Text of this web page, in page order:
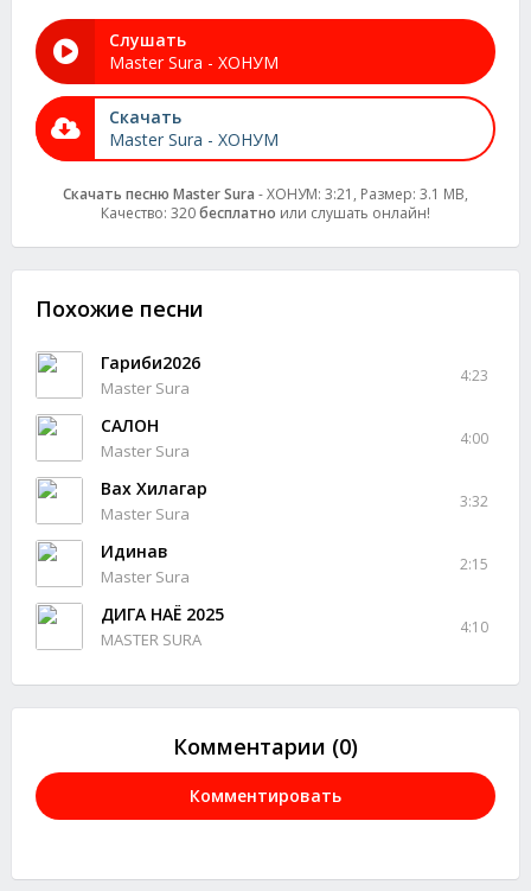
Слушать
Master Sura - ХОНУМ
Скачать
Master Sura - ХОНУМ
Скачать песню Master Sura - ХОНУМ: 3:21, Размер: 3.1 MB,
Качество: 320бесплатно или слушать онлайн!
Похожие песни
Гариби2026
Master Sura
4:23
САЛОН
Master Sura
4:00
Вах Хилагар
Master Sura
3:32
Идинав
Master Sura
2:15
ДИГА НАЁ 2025
MASTER SURA
4:10
Комментарии (0)
Комментировать